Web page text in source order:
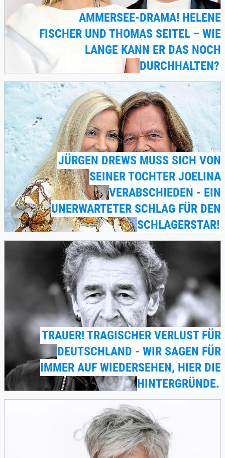
AMMERSEE-DRAMA! HELENE
FISCHER UND THOMAS SEITEL – WIE
LANGE KANN ER DAS NOCH
DURCHHALTEN?
JÜRGEN DREWS MUSS SICH VON
SEINER TOCHTER JOELINA
VERABSCHIEDEN - EIN
UNERWARTETER SCHLAG FÜR DEN
SCHLAGERSTAR!
TRAUER! TRAGISCHER VERLUST FÜR
DEUTSCHLAND - WIR SAGEN FÜR
IMMER AUF WIEDERSEHEN, HIER DIE
HINTERGRÜNDE.